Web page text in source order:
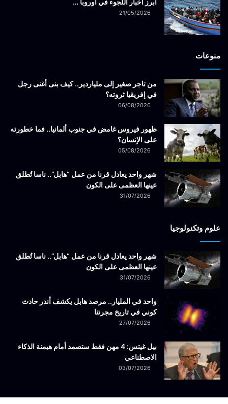
أبرز أخبار اللجوء في أوروبا …
21/05/2026
منوعات
من تاجر صغير إلى ملياردير.. كيف بنى أغنى رجل
في إفريقيا ثروته؟
06/08/2026
ظهور فيروس غامض في جنوب ألمانيا.. فما خطورته
على الإنسان؟
05/08/2026
شهر واحد يعادل قرنا من عمل “هابل”.. ناسا تُطلق
عينها العظمى على الكون
31/07/2026
علوم وتكنولوجيا
شهر واحد يعادل قرنا من عمل “هابل”.. ناسا تُطلق
عينها العظمى على الكون
31/07/2026
واحد في المليار.. مرصد هابل يكشف أندر حادث
كوني في تاريخ مجرتنا
27/07/2026
بيل غيتس: 4 مهن فقط ستصمد أمام هيمنة الذكاء
الاصطناعي
03/07/2026